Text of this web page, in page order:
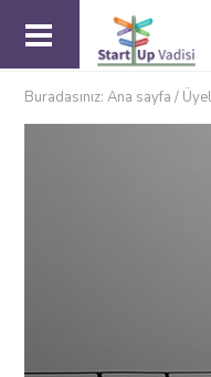
Buradasınız: Ana sayfa /